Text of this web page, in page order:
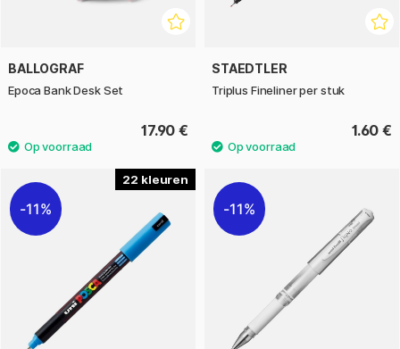
BALLOGRAF
Epoca Bank Desk Set
17.90 €
STAEDTLER
Triplus Fineliner per stuk
1.60 €
22
11% 11%